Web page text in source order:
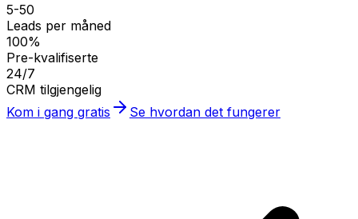
5-50
Leads per måned
100%
Pre-kvalifiserte
24/7
CRM tilgjengelig
Kom i gang gratis
Se hvordan det fungerer